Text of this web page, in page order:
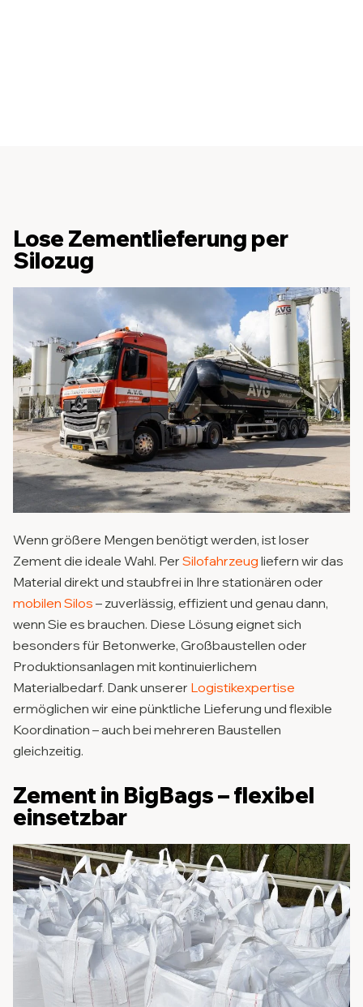
Lose Zementlieferung per
Silozug
Wenn größere Mengen benötigt werden, ist loser
Zement die ideale Wahl. Per Silofahrzeug liefern wir das
Material direkt und staubfrei in Ihre stationären oder
mobilen Silos – zuverlässig, effizient und genau dann,
wenn Sie es brauchen. Diese Lösung eignet sich
besonders für Betonwerke, Großbaustellen oder
Produktionsanlagen mit kontinuierlichem
Materialbedarf. Dank unserer Logistikexpertise
ermöglichen wir eine pünktliche Lieferung und flexible
Koordination – auch bei mehreren Baustellen
gleichzeitig.
Zement in BigBags – flexibel
einsetzbar